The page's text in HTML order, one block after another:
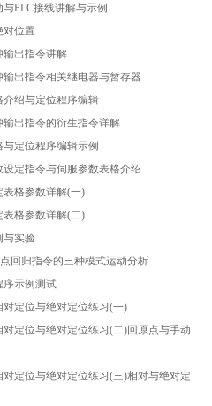
PLC接线讲解与示例
对位置
输出指令讲解
出指令相关继电器与暂存器
介绍与定位程序编辑
输出指令的衍生指令详解
与定位程序编辑示例
定指令与伺服参数表格介绍
表格参数详解(一)
表格参数详解(二)
与实验
回归指令的三种模式运动分析
序示例测试
对定位与绝对定位练习(一)
定位与绝对定位练习(二)回原点与手动
定位与绝对定位练习(三)相对与绝对定